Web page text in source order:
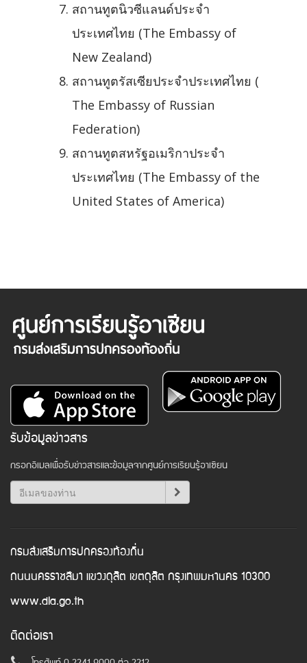
สถานทูตนิวซีแลนด์ประจำ
ประเทศไทย (The Embassy of
New Zealand)
สถานทูตรัสเซียประจำประเทศไทย (
The Embassy of Russian
Federation)
สถานทูตสหรัฐอเมริกาประจำ
ประเทศไทย (The Embassy of the
United States of America)
รับข้อมูลข่าวสาร
กรอกอีเมลเพื่อรับข่าวสารและข้อมูลจากศูนย์การเรียนรู้อาเซียน
กรมส่งเสริมการปกครองท้องถิ่น
ถนนนครราชสีมา แขวงดุสิต เขตดุสิต กรุงเทพมหานคร 10300
www.dla.go.th
ติดต่อเรา